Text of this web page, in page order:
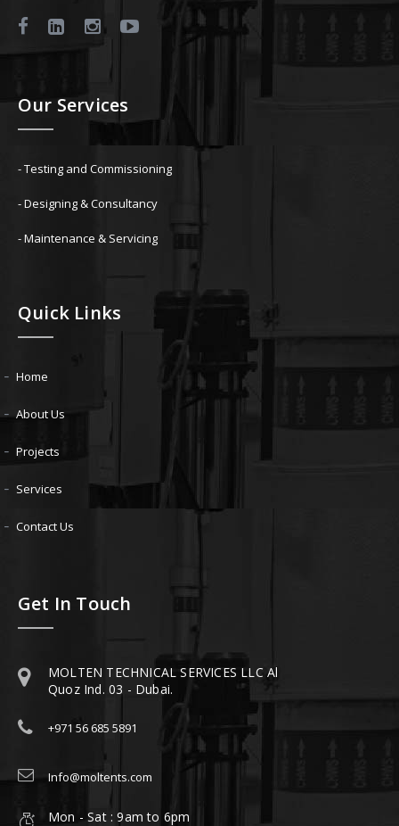
Our Services
- Testing and Commissioning
- Designing & Consultancy
- Maintenance & Servicing
Quick Links
Home
About Us
Projects
Services
Contact Us
Get In Touch
MOLTEN TECHNICAL SERVICES LLC Al
Quoz Ind. 03 - Dubai.
+971 56 685 5891
Info@moltents.com
Mon - Sat : 9am to 6pm